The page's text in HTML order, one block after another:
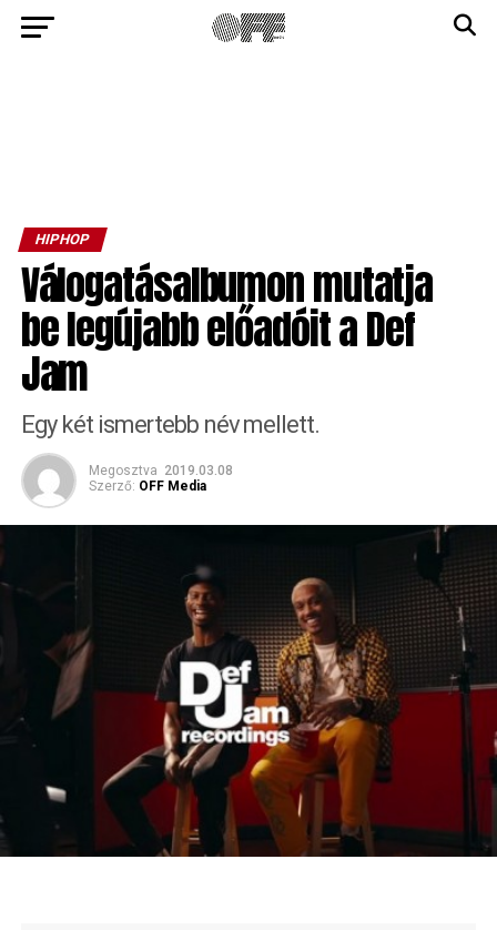
HIPHOP
Válogatásalbumon mutatja
be legújabb előadóit a Def
Jam
Egy két ismertebb név mellett.
Megosztva 2019.03.08
Szerző: OFF Media